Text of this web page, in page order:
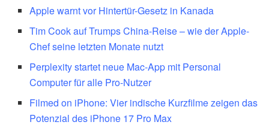
Apple warnt vor Hintertür-Gesetz in Kanada
Tim Cook auf Trumps China-Reise – wie der Apple-
Chef seine letzten Monate nutzt
Perplexity startet neue Mac-App mit Personal
Computer für alle Pro-Nutzer
Filmed on iPhone: Vier indische Kurzfilme zeigen das
Potenzial des iPhone 17 Pro Max